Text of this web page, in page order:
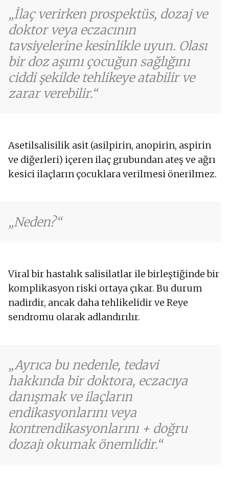
İlaç verirken prospektüs, dozaj ve
doktor veya eczacının
tavsiyelerine kesinlikle uyun. Olası
bir doz aşımı çocuğun sağlığını
ciddi şekilde tehlikeye atabilir ve
zarar verebilir.
Asetilsalisilik asit (asilpirin, anopirin, aspirin
ve diğerleri) içeren ilaç grubundan ateş ve ağrı
kesici ilaçların çocuklara verilmesi önerilmez.
Neden?
Viral bir hastalık salisilatlar ile birleştiğinde bir
komplikasyon riski ortaya çıkar. Bu durum
nadirdir, ancak daha tehlikelidir ve Reye
sendromu olarak adlandırılır.
Ayrıca bu nedenle, tedavi
hakkında bir doktora, eczacıya
danışmak ve ilaçların
endikasyonlarını veya
kontrendikasyonlarını + doğru
dozajı okumak önemlidir.